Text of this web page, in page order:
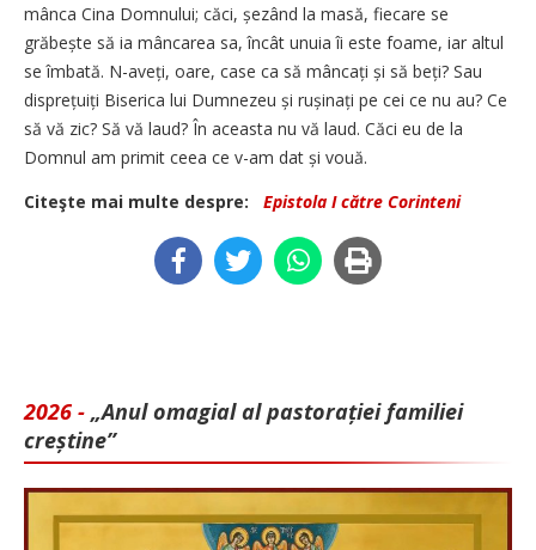
mânca Cina Domnului; căci, șezând la masă, fiecare se
grăbește să ia mâncarea sa, încât unuia îi este foame, iar altul
se îmbată. N-aveți, oare, case ca să mâncați și să beți? Sau
disprețuiți Biserica lui Dumnezeu și rușinați pe cei ce nu au? Ce
să vă zic? Să vă laud? În aceasta nu vă laud. Căci eu de la
Domnul am primit ceea ce v-am dat și vouă.
Citeşte mai multe despre:
Epistola I către Corinteni
2026 - „Anul omagial al pastorației familiei
creștine”